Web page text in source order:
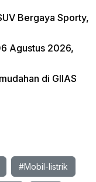
Bergaya Sporty,
Agustus 2026,
di GIIAS
#Mobil-listrik